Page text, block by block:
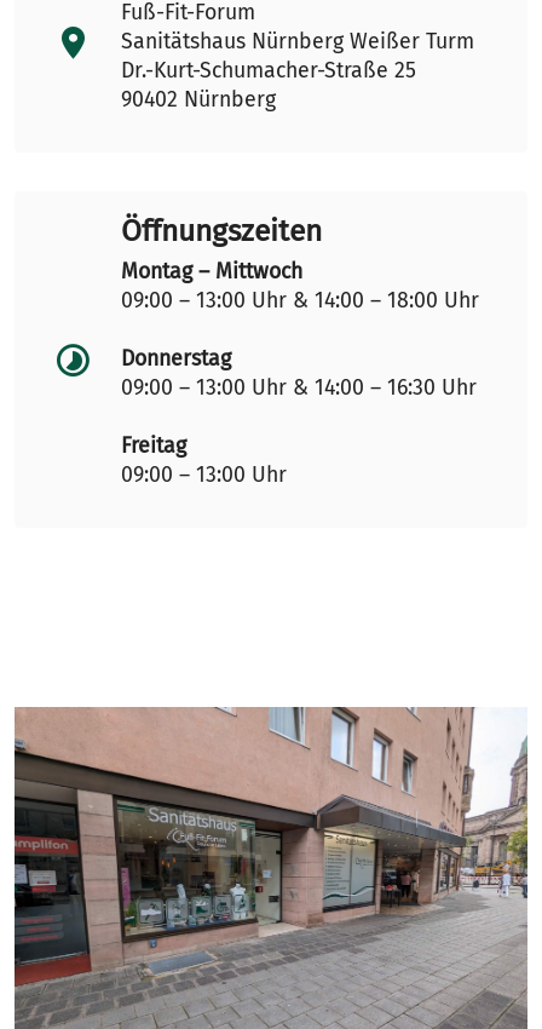
Fuß-Fit-Forum
Sanitätshaus Nürnberg Weißer Turm
Dr.-Kurt-Schumacher-Straße 25
90402 Nürnberg
Öffnungszeiten
Montag – Mittwoch
09:00 – 13:00 Uhr & 14:00 – 18:00 Uhr
Donnerstag
09:00 – 13:00 Uhr & 14:00 – 16:30 Uhr
Freitag
09:00 – 13:00 Uhr